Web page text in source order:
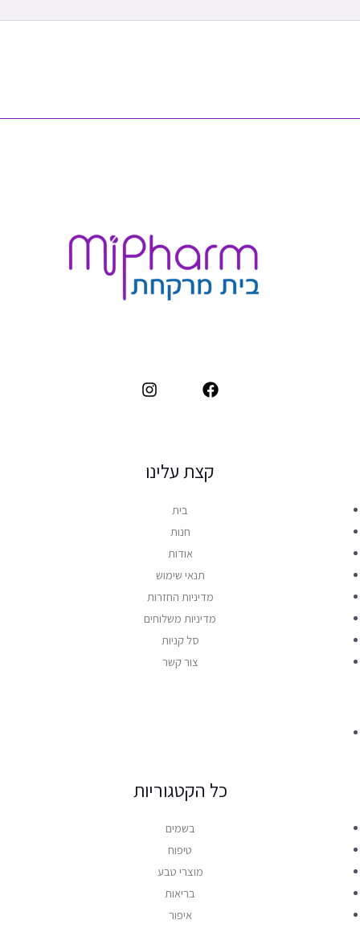
קצת עלינו
בית
חנות
אודות
תנאי שימוש
מדיניות החזרות
מדיניות משלוחים
סל קניות
צור קשר
כל הקטגוריות
בשמים
טיפוח
מוצרי טבע
בריאות
איפור